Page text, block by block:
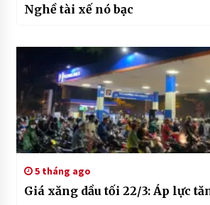
Nghề tài xế nó bạc
5 tháng ago
Giá xăng dầu tối 22/3: Áp lực